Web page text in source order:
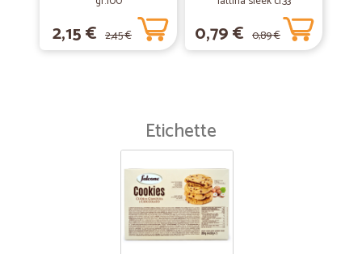
2,15 € 2,45 € 0,79 € 0,89 €
Etichette